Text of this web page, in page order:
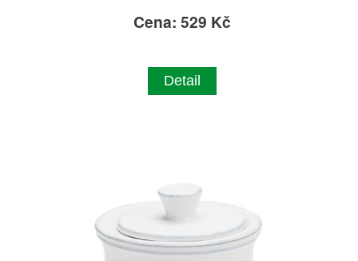
Cena: 529 Kč
Detail